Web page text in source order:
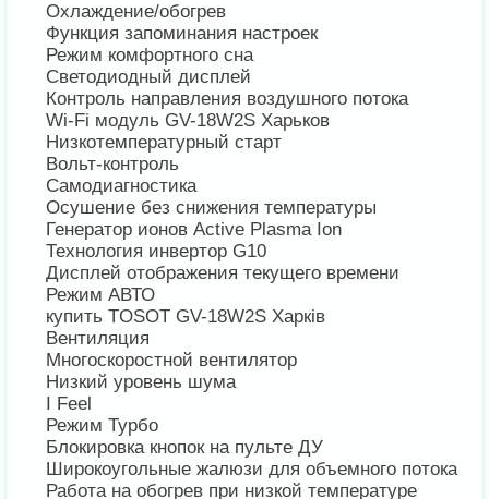
Охлаждение/обогрев
Функция запоминания настроек
Режим комфортного сна
Светодиодный дисплей
Контроль направления воздушного потока
Wi-Fi модуль GV-18W2S Харьков
Низкотемпературный старт
Вольт-контроль
Самодиагностика
Осушение без снижения температуры
Генератор ионов Active Plasma Ion
Технология инвертор G10
Дисплей отображения текущего времени
Режим АВТО
купить TOSOT GV-18W2S Харків
Вентиляция
Многоскоростной вентилятор
Низкий уровень шума
I Feel
Режим Турбо
Блокировка кнопок на пульте ДУ
Широкоугольные жалюзи для объемного потока
Работа на обогрев при низкой температуре